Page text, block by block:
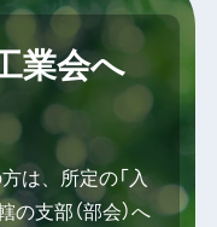
業会へ
は、所定の「入
の支部（部会）へ